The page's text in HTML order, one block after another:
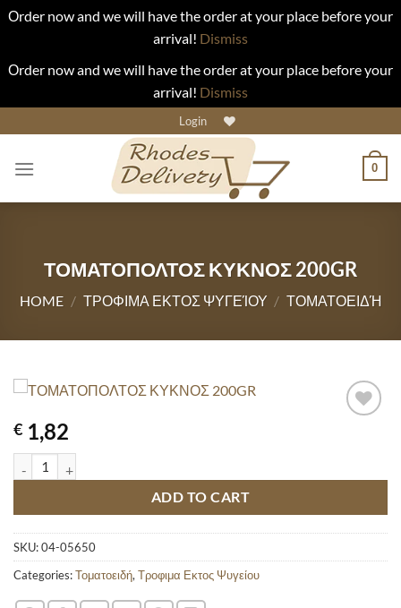
Οrder now and we will have the order at your place before your
arrival! Dismiss
Οrder now and we will have the order at your place before your
arrival! Dismiss
to
content
Login
0
ΤΟΜΑΤΟΠΟΛΤΟΣ ΚΥΚΝΟΣ 200GR
HOME / ΤΡΟΦΙΜΑ ΕΚΤΟΣ ΨΥΓΕΊΟΥ / ΤΟΜΑΤΟΕΙΔΉ
€ 1,82
ΤΟΜΑΤΟΠΟΛΤΟΣ ΚΥΚΝΟΣ 200GR quantity
ADD TO CART
SKU:04-05650
Categories:Τοματοειδή,Τροφιμα Εκτος Ψυγείου